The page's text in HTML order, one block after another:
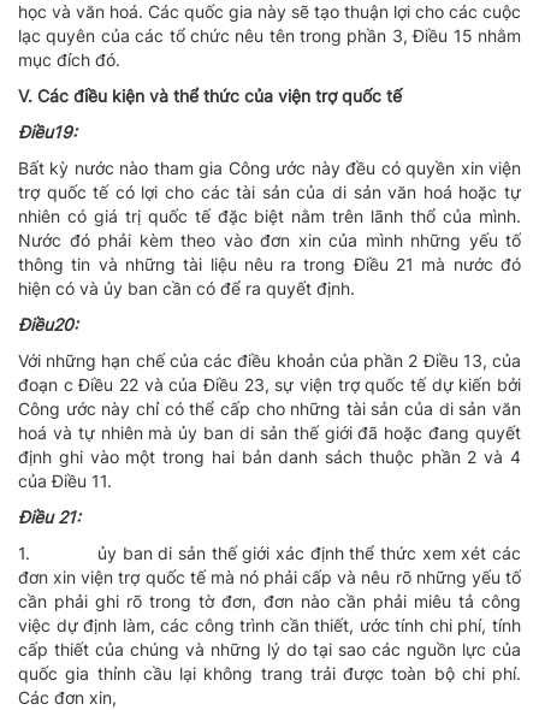
học và văn hoá. Các quốc gia này sẽ tạo thuận lợi cho các cuộc
lạc quyên của các tổ chức nêu tên trong phần 3, Ðiều 15 nhằm
mục đích đó.
V. Các điều kiện và thể thức của viện trợ quốc tế
Ðiều19:
Bất kỳ nước nào tham gia Công ước này đều có quyền xin viện
trợ quốc tế có lợi cho các tài sản của di sản văn hoá hoặc tự
nhiên có giá trị quốc tế đặc biệt nằm trên lãnh thổ của mình.
Nước đó phải kèm theo vào đơn xin của mình những yếu tố
thông tin và những tài liệu nêu ra trong Ðiều 21 mà nước đó
hiện có và ủy ban cần có để ra quyết định.
Ðiều20:
Với những hạn chế của các điều khoản của phần 2 Ðiều 13, của
đoạn c Ðiều 22 và của Ðiều 23, sự viện trợ quốc tế dự kiến bởi
Công ước này chỉ có thể cấp cho những tài sản của di sản văn
hoá và tự nhiên mà ủy ban di sản thế giới đã hoặc đang quyết
định ghi vào một trong hai bản danh sách thuộc phần 2 và 4
của Ðiều 11.
Ðiều 21:
1. ủy ban di sản thế giới xác định thể thức xem xét các
đơn xin viện trợ quốc tế mà nó phải cấp và nêu rõ những yếu tố
cần phải ghi rõ trong tờ đơn, đơn nào cần phải miêu tả công
việc dự định làm, các công trình cần thiết, ước tính chi phí, tính
cấp thiết của chúng và những lý do tại sao các nguồn lực của
quốc gia thỉnh cầu lại không trang trải được toàn bộ chi phí.
Các đơn xin,